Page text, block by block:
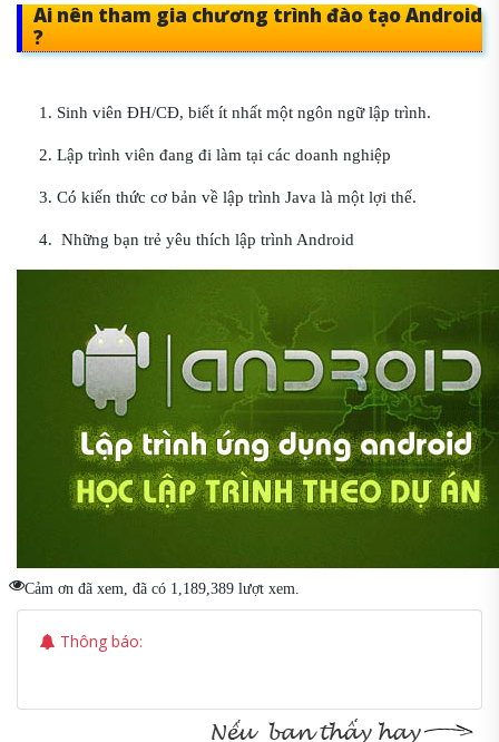
Ai nên tham gia chương trình đào tạo Android
?
1. Sinh viên ĐH/CĐ, biết ít nhất một ngôn ngữ lập trình.
2. Lập trình viên đang đi làm tại các doanh nghiệp
3. Có kiến thức cơ bản về lập trình Java là một lợi thế.
4. Những bạn trẻ yêu thích lập trình Android
Cảm ơn đã xem, đã có 1,189,389 lượt xem.
Thông báo: